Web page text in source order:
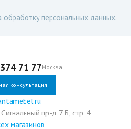
персональных данных.
71 77Москва
консультация
пр-д 7 Б, стр. 4
магазинов